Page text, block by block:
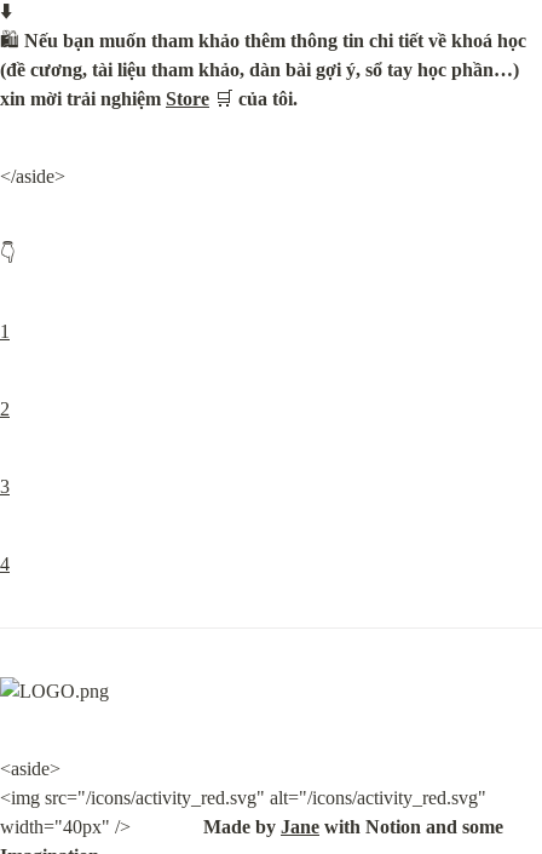
⬇️
🛍️ Nếu bạn muốn tham khảo thêm thông tin chi tiết về khoá học
(đề cương, tài liệu tham khảo, dàn bài gợi ý, sổ tay học phần…)
xin mời trải nghiệm Store 🛒 của tôi.
</aside>
👇
1
2
3
4
<aside>
<img src="/icons/activity_red.svg" alt="/icons/activity_red.svg"
width="40px" /> Made by Jane with Notion and some